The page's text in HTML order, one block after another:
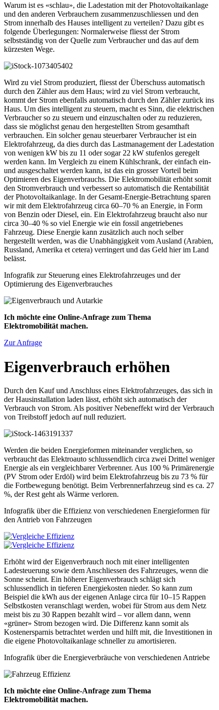
Warum ist es «schlau», die Ladestation mit der Photovoltaikanlage
und den anderen Verbrauchern zusammenzuschliessen und den
Strom innerhalb des Hauses intelligent zu verteilen? Dazu gibt es
folgende Überlegungen: Normalerweise fliesst der Strom
selbstständig von der Quelle zum Verbraucher und das auf dem
kürzesten Wege.
Wird zu viel Strom produziert, fliesst der Überschuss automatisch
durch den Zähler aus dem Haus; wird zu viel Strom verbraucht,
kommt der Strom ebenfalls automatisch durch den Zähler zurück ins
Haus. Um dies intelligent zu steuern, macht es Sinn, die elektrischen
Verbraucher so zu steuern und einzuschalten oder zu reduzieren,
dass sie möglichst genau den hergestellten Strom gesamthaft
verbrauchen. Ein solcher genau steuerbarer Verbraucher ist ein
Elektrofahrzeug, da dies durch das Lastmanagement der Ladestation
von wenigen kW bis zu 11 oder sogar 22 kW stufenlos geregelt
werden kann. Im Vergleich zu einem Kühlschrank, der einfach ein-
und ausgeschaltet werden kann, ist das ein grosser Vorteil beim
Optimieren des Eigenverbrauchs. Die Elektromobilität erhöht somit
den Stromverbrauch und verbessert so automatisch die Rentabilität
der Photovoltaikanlage. In der Gesamt-Energie-Betrachtung sparen
wir mit dem Elektrofahrzeug circa 60–70 % an Energie, in Form
von Benzin oder Diesel, ein. Ein Elektrofahrzeug braucht also nur
circa 30–40 % so viel Energie wie ein fossil angetriebenes
Fahrzeug. Diese Energie kann zusätzlich auch noch selber
hergestellt werden, was die Unabhängigkeit vom Ausland (Arabien,
Russland, Amerika et cetera) verringert und das Geld hier im Land
belässt.
Infografik zur Steuerung eines Elektrofahrzeuges und der
Optimierung des Eigenverbrauches
Ich möchte eine Online-Anfrage zum Thema
Elektromobilität machen.
Zur Anfrage
Eigenverbrauch erhöhen
Durch den Kauf und Anschluss eines Elektrofahrzeuges, das sich in
der Hausinstallation laden lässt, erhöht sich automatisch der
Verbrauch von Strom. Als positiver Nebeneffekt wird der Verbrauch
von Treibstoff jedoch auf null reduziert.
Werden die beiden Energieformen miteinander verglichen, so
verbraucht das Elektroauto schlussendlich circa zwei Drittel weniger
Energie als ein vergleichbarer Verbrenner. Aus 100 % Primärenergie
(PV Strom oder Erdöl) wird beim Elektrofahrzeug bis zu 73 % für
die Fortbewegung benötigt. Beim Verbrennerfahrzeug sind es ca. 27
%, der Rest geht als Wärme verloren.
Infografik über die Effizienz von verschiedenen Energieformen für
den Antrieb von Fahrzeugen
Erhöht wird der Eigenverbrauch noch mit einer intelligenten
Ladesteuerung sowie dem Anschliessen des Fahrzeuges, wenn die
Sonne scheint. Ein höherer Eigenverbrauch schlägt sich
schlussendlich in tieferen Energiekosten nieder. So kann zum
Beispiel die kWh aus der eigenen Anlage circa für 10–15 Rappen
Selbstkosten veranschlagt werden, wobei für Strom aus dem Netz
meist bis zu 30 Rappen bezahlt wird – vor allem dann, wenn
«grüner» Strom bezogen wird. Die Differenz kann somit als
Kostenersparnis betrachtet werden und hilft mit, die Investitionen in
die eigene Photovoltaikanlage schneller zu amortisieren.
Infografik über die Energieverbräuche von verschiedenen Antriebe
Ich möchte eine Online-Anfrage zum Thema
Elektromobilität machen.